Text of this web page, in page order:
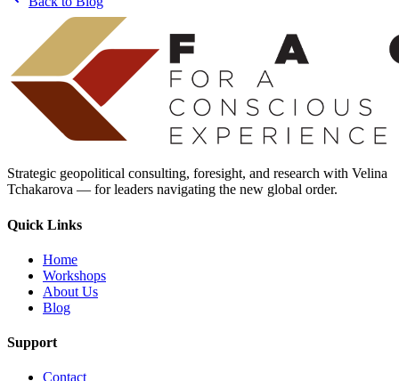
Strategic geopolitical consulting, foresight, and research with Velina
Tchakarova — for leaders navigating the new global order.
Quick Links
Home
Workshops
About Us
Blog
Support
Contact